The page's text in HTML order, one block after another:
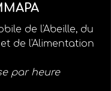
de l'Abeille, du
de l'Alimentation
par heure